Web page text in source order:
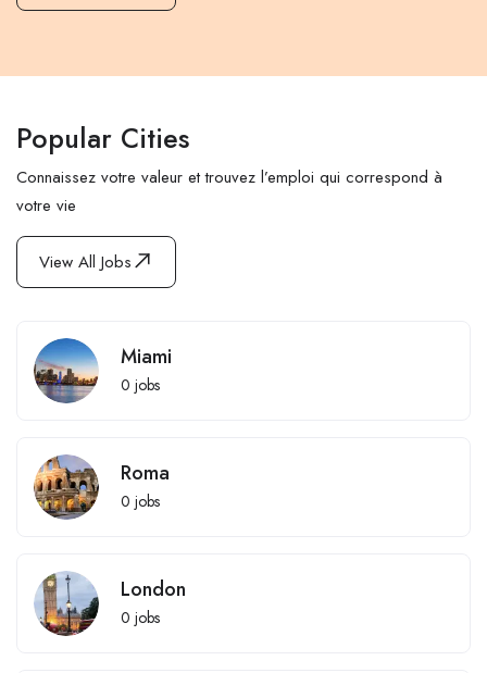
Popular Cities
Connaissez votre valeur et trouvez l’emploi qui correspond à
votre vie
View All Jobs
Miami
0 jobs
Roma
0 jobs
London
0 jobs